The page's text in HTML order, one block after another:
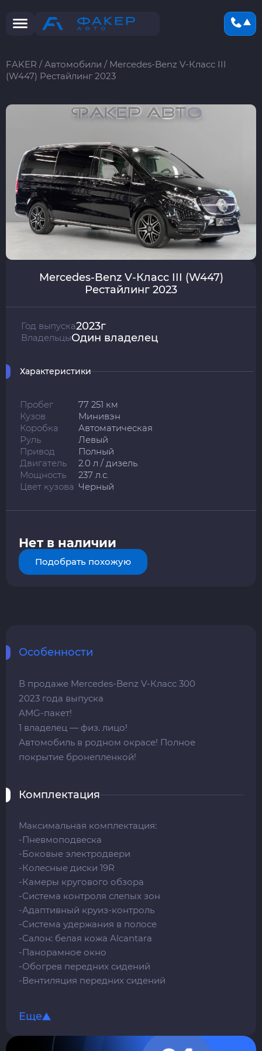
FAKER /Автомобили / Mercedes-Benz V-Класс III
(W447) Рестайлинг 2023
Mercedes-Benz V-Класс III (W447)
Рестайлинг 2023
Год выпуска2023г
ВладельцыОдин владелец
Характеристики
Пробег
77 251 км
Кузов
Минивэн
Коробка
Автоматическая
Руль
Левый
Привод
Полный
Двигатель
2.0 л / дизель
Мощность
237 л.с.
Цвет кузова Черный
Нет в наличии
Подобрать похожую
Особенности
В продаже Mercedes-Benz V-Класс 300
2023 года выпуска
AMG-пакет!
1 владелец — физ. лицо!
Автомобиль в родном окрасе! Полное
покрытие бронепленкой!
Комплектация
Максимальная комплектация:
-Пневмоподвеска
-Боковые электродвери
-Колесные диски 19R
-Камеры кругового обзора
-Система контроля слепых зон
-Адаптивный круиз-контроль
-Система удержания в полосе
-Салон: белая кожа Alcantara
-Панорамное окно
-Обогрев передних сидений
-Вентиляция передних сидений
-Премиальная акустическая система
Burmester
Еще